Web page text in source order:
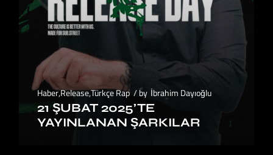
Haber,Release,Türkçe Rap by İbrahim Dayıoğlu
21 ŞUBAT 2025’TE
YAYINLANAN ŞARKILAR